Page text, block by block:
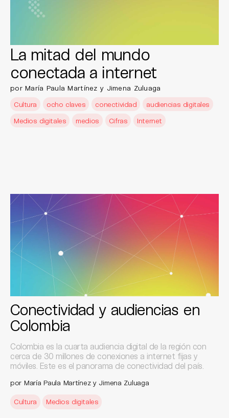
La mitad del mundo
conectada a internet
por María Paula Martínez y Jimena Zuluaga
Cultura
ocho claves conectividad
audiencias digitales
Medios digitales
medios Cifras Internet
Conectividad y audiencias en
Colombia
Colombia es la cuarta audiencia digital de la región con
cerca de 30 millones de conexiones a internet fijas y
móviles. Este es el panorama de conectividad del país.
por María Paula Martínez y Jimena Zuluaga
Cultura Medios digitales